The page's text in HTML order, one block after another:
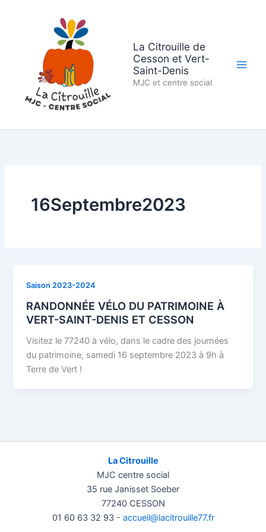
La Citrouille de
Cesson et Vert-
Saint-Denis
MJC et centre social
16Septembre2023
Saison 2023-2024
RANDONNÉE VÉLO DU PATRIMOINE À
VERT-SAINT-DENIS ET CESSON
Visitez le 77240 à vélo, dans le cadre des journées
du patrimoine, samedi 16 septembre 2023 à 9h à
Terre de Vert !
La Citrouille
MJC centre social
35 rue Janisset Soeber
77240 CESSON
01 60 63 32 93 - accueil@lacitrouille77.fr